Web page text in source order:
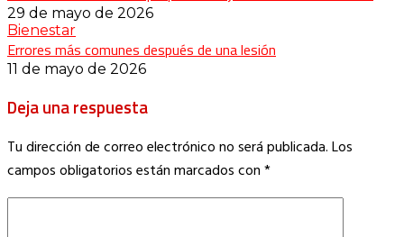
29 de mayo de 2026
Bienestar
Errores más comunes después de una lesión
11 de mayo de 2026
Deja una respuesta
Tu dirección de correo electrónico no será publicada.Los
campos obligatorios están marcados con*